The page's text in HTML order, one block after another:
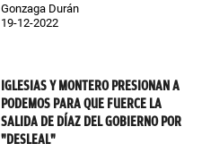
Gonzaga Durán
19-12-2022
IGLESIAS Y MONTERO PRESIONAN A
PODEMOS PARA QUE FUERCE LA
SALIDA DE DÍAZ DEL GOBIERNO POR
"DESLEAL"